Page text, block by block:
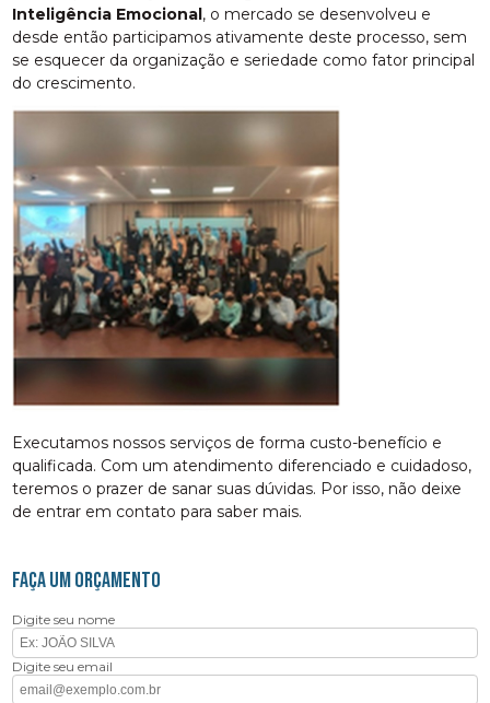
Inteligência Emocional, o mercado se desenvolveu e
desde então participamos ativamente deste processo, sem
se esquecer da organização e seriedade como fator principal
do crescimento.
Executamos nossos serviços de forma custo-benefício e
qualificada. Com um atendimento diferenciado e cuidadoso,
teremos o prazer de sanar suas dúvidas. Por isso, não deixe
de entrar em contato para saber mais.
FAÇA UM ORÇAMENTO
Digite seu nome
Digite seu email